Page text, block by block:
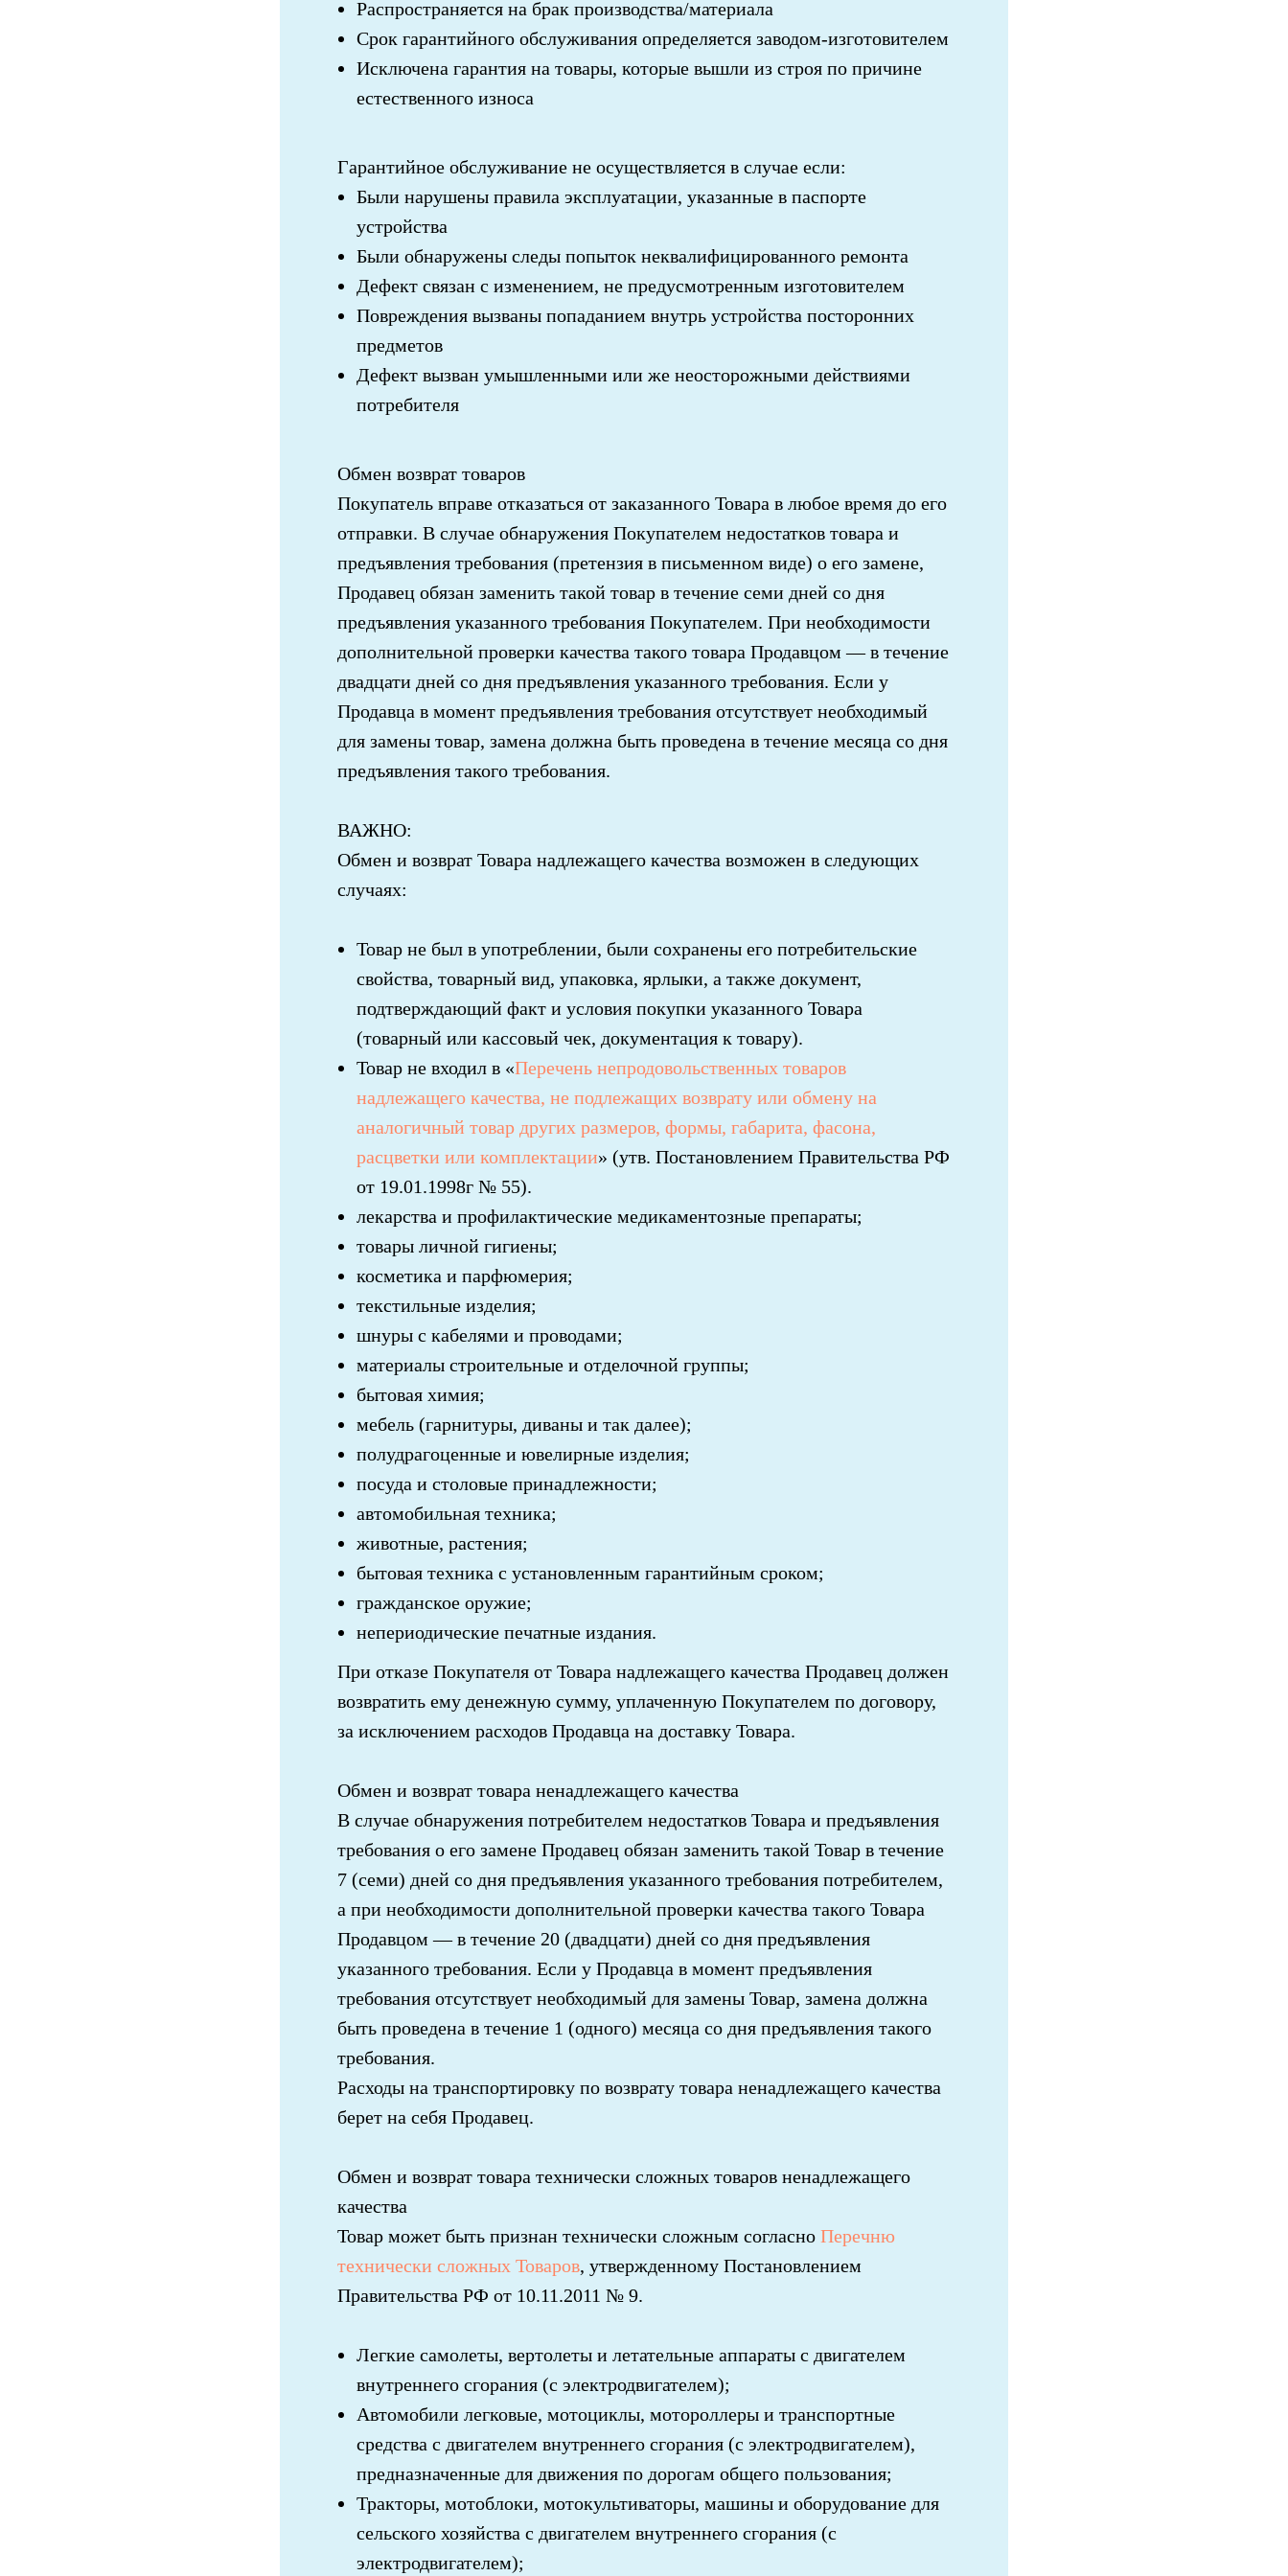
Распространяется на брак производства/материала
Срок гарантийного обслуживания определяется заводом-изготовителем
Исключена гарантия на товары, которые вышли из строя по причине
естественного износа
Гарантийное обслуживание не осуществляется в случае если:
Были нарушены правила эксплуатации, указанные в паспорте
устройства
Были обнаружены следы попыток неквалифицированного ремонта
Дефект связан с изменением, не предусмотренным изготовителем
Повреждения вызваны попаданием внутрь устройства посторонних
предметов
Дефект вызван умышленными или же неосторожными действиями
потребителя
Обмен возврат товаров
Покупатель вправе отказаться от заказанного Товара в любое время до его
отправки. В случае обнаружения Покупателем недостатков товара и
предъявления требования (претензия в письменном виде) о его замене,
Продавец обязан заменить такой товар в течение семи дней со дня
предъявления указанного требования Покупателем. При необходимости
дополнительной проверки качества такого товара Продавцом — в течение
двадцати дней со дня предъявления указанного требования. Если у
Продавца в момент предъявления требования отсутствует необходимый
для замены товар, замена должна быть проведена в течение месяца со дня
предъявления такого требования.
ВАЖНО:
Обмен и возврат Товара надлежащего качества возможен в следующих
случаях:
Товар не был в употреблении, были сохранены его потребительские
свойства, товарный вид, упаковка, ярлыки, а также документ,
подтверждающий факт и условия покупки указанного Товара
(товарный или кассовый чек, документация к товару).
Товар не входил в «Перечень непродовольственных товаров
надлежащего качества, не подлежащих возврату или обмену на
аналогичный товар других размеров, формы, габарита, фасона,
расцветки или комплектации» (утв. Постановлением Правительства РФ
от 19.01.1998г № 55).
лекарства и профилактические медикаментозные препараты;
товары личной гигиены;
косметика и парфюмерия;
текстильные изделия;
шнуры с кабелями и проводами;
материалы строительные и отделочной группы;
бытовая химия;
мебель (гарнитуры, диваны и так далее);
полудрагоценные и ювелирные изделия;
посуда и столовые принадлежности;
автомобильная техника;
животные, растения;
бытовая техника с установленным гарантийным сроком;
гражданское оружие;
непериодические печатные издания.
При отказе Покупателя от Товара надлежащего качества Продавец должен
возвратить ему денежную сумму, уплаченную Покупателем по договору,
за исключением расходов Продавца на доставку Товара.
Обмен и возврат товара ненадлежащего качества
В случае обнаружения потребителем недостатков Товара и предъявления
требования о его замене Продавец обязан заменить такой Товар в течение
7 (семи) дней со дня предъявления указанного требования потребителем,
а при необходимости дополнительной проверки качества такого Товара
Продавцом — в течение 20 (двадцати) дней со дня предъявления
указанного требования. Если у Продавца в момент предъявления
требования отсутствует необходимый для замены Товар, замена должна
быть проведена в течение 1 (одного) месяца со дня предъявления такого
требования.
Расходы на транспортировку по возврату товара ненадлежащего качества
берет на себя Продавец.
Обмен и возврат товара технически сложных товаров ненадлежащего
качества
Товар может быть признан технически сложным согласно Перечню
технически сложных Товаров, утвержденному Постановлением
Правительства РФ от 10.11.2011 № 9.
Легкие самолеты, вертолеты и летательные аппараты с двигателем
внутреннего сгорания (с электродвигателем);
Автомобили легковые, мотоциклы, мотороллеры и транспортные
средства с двигателем внутреннего сгорания (с электродвигателем),
предназначенные для движения по дорогам общего пользования;
Тракторы, мотоблоки, мотокультиваторы, машины и оборудование для
сельского хозяйства с двигателем внутреннего сгорания (с
электродвигателем);